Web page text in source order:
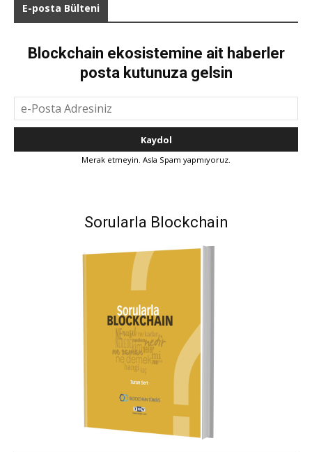
E-posta Bülteni
Blockchain ekosistemine ait haberler
posta kutunuza gelsin
Merak etmeyin. Asla Spam yapmıyoruz.
Sorularla Blockchain